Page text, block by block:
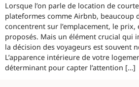
Lorsque l’on parle de location de
plateformes comme Airbnb, beaucoup
concentrent sur l’emplacement, le prix,
proposés. Mais un élément crucial qui
la décision des voyageurs est souvent
L’apparence intérieure de votre
déterminant pour capter l’attention […]